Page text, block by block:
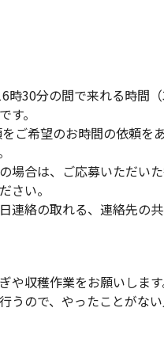
時30分の間で来れる時間（
す。
ご希望のお時間の依頼を
場合は、ご応募いただい
さい。
連絡の取れる、連絡先の
や収穫作業をお願いします
うので、やったことがな